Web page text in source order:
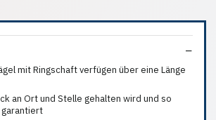
mit Ringschaft verfügen über eine Länge
an Ort und Stelle gehalten wird und so